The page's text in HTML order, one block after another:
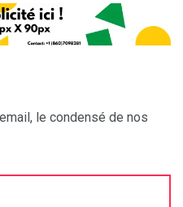
le condensé de nos